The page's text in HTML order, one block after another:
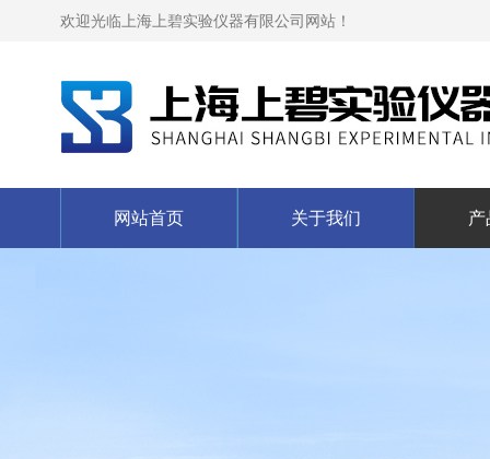
欢迎光临上海上碧实验仪器有限公司网站！
网站首页 关于我们 产